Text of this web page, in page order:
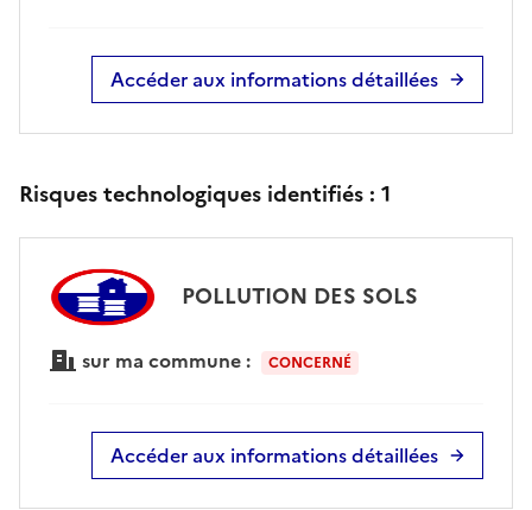
Accéder aux informations détaillées
Risques technologiques identifiés : 1
POLLUTION DES SOLS
sur ma commune : CONCERNÉ
Accéder aux informations détaillées